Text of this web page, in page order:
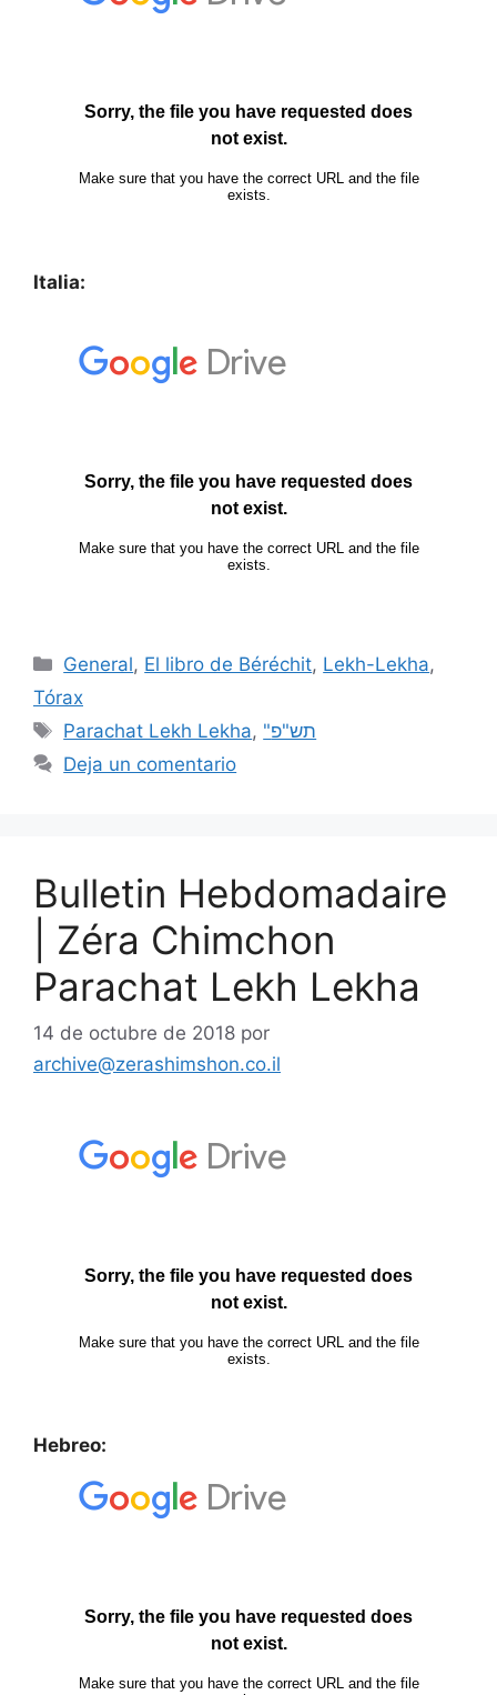
Italia:
General, El libro de Béréchit, Lekh-Lekha,
Tórax
Parachat Lekh Lekha,
"תש"פ
Deja un comentario
Bulletin Hebdomadaire
| Zéra Chimchon
Parachat Lekh Lekha
14 de octubre de 2018 por
archive@zerashimshon.co.il
Hebreo: